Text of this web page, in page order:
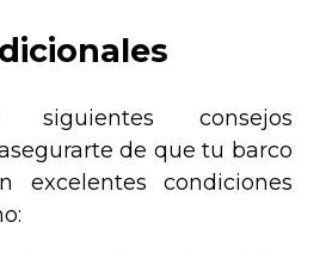
siguientes consejos
de que tu barco
excelentes condiciones